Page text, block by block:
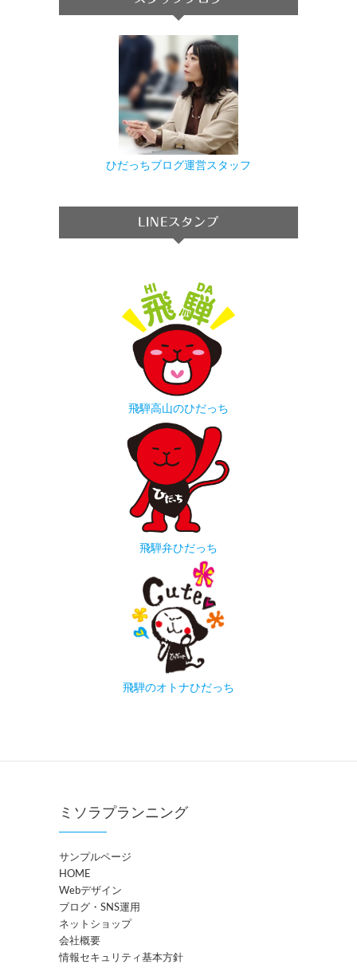
ひだっちブログ運営スタッフ
LINEスタンプ
飛騨高山のひだっち
飛騨弁ひだっち
飛騨のオトナひだっち
ミソラプランニング
サンプルページ
HOME
Webデザイン
ブログ・SNS運用
ネットショップ
会社概要
情報セキュリティ基本方針